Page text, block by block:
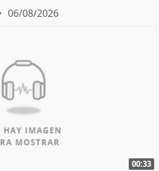
06/08/2026
00:33